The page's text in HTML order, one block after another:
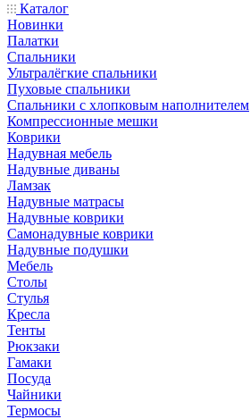
Каталог
Новинки
Палатки
Спальники
Ультралёгкие спальники
Пуховые спальники
Спальники с хлопковым наполнителем
Компрессионные мешки
Коврики
Надувная мебель
Надувные диваны
Ламзак
Надувные матрасы
Надувные коврики
Самонадувные коврики
Надувные подушки
Мебель
Столы
Стулья
Кресла
Тенты
Рюкзаки
Гамаки
Посуда
Чайники
Термосы